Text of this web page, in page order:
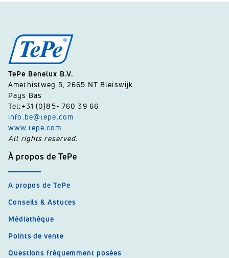
TePe Benelux B.V.
Amethistweg 5, 2665 NT Bleiswijk
Pays Bas
Tel:+31 (0)85- 760 39 66
info.be@tepe.com
www.tepe.com
All rights reserved.
À propos de TePe
A propos de TePe
Conseils & Astuces
Médiathèque
Points de vente
Questions fréquemment posées